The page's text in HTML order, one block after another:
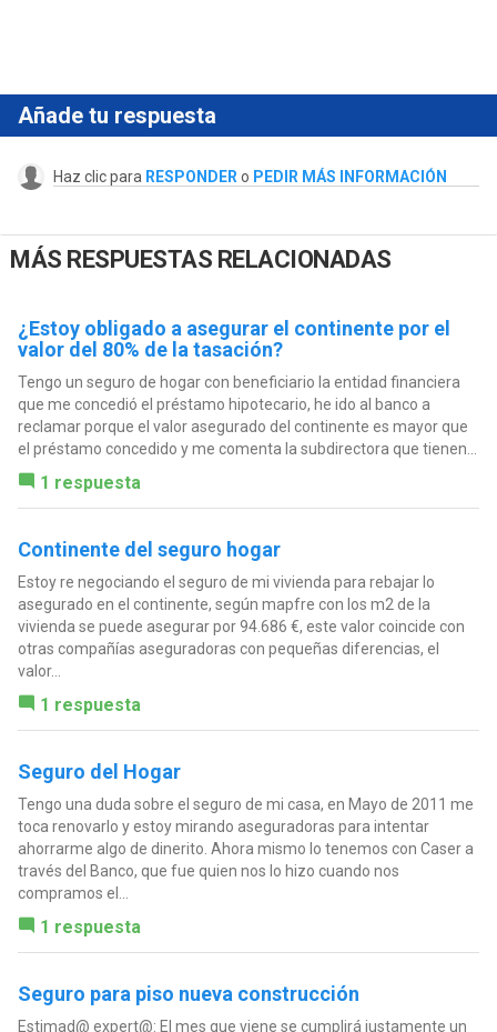
Añade tu respuesta
Haz clic para RESPONDER o PEDIR MÁS INFORMACIÓN
MÁS RESPUESTAS RELACIONADAS
¿Estoy obligado a asegurar el continente por el
valor del 80% de la tasación?
Tengo un seguro de hogar con beneficiario la entidad financiera
que me concedió el préstamo hipotecario, he ido al banco a
reclamar porque el valor asegurado del continente es mayor que
el préstamo concedido y me comenta la subdirectora que tienen...
1 respuesta
Continente del seguro hogar
Estoy re negociando el seguro de mi vivienda para rebajar lo
asegurado en el continente, según mapfre con los m2 de la
vivienda se puede asegurar por 94.686 €, este valor coincide con
otras compañías aseguradoras con pequeñas diferencias, el
valor...
1 respuesta
Seguro del Hogar
Tengo una duda sobre el seguro de mi casa, en Mayo de 2011 me
toca renovarlo y estoy mirando aseguradoras para intentar
ahorrarme algo de dinerito. Ahora mismo lo tenemos con Caser a
través del Banco, que fue quien nos lo hizo cuando nos
compramos el...
1 respuesta
Seguro para piso nueva construcción
Estimad@ expert@: El mes que viene se cumplirá justamente un